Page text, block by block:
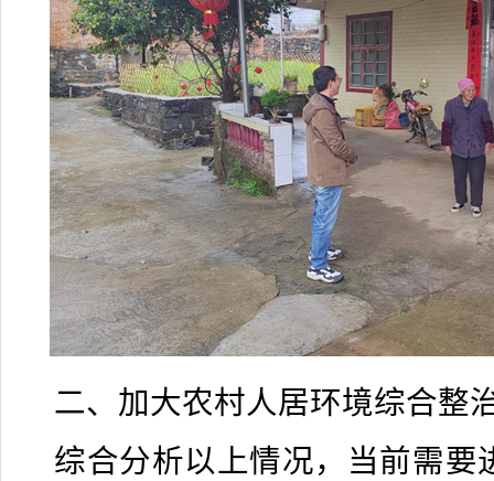
二、加大农村人居环境综合整
综合分析以上情况，当前需要